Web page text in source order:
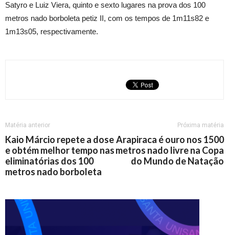
Satyro e Luiz Viera, quinto e sexto lugares na prova dos 100
metros nado borboleta petiz II, com os tempos de 1m11s82 e
1m13s05, respectivamente.
Matéria anterior
Kaio Márcio repete a dose
e obtém melhor tempo nas
eliminatórias dos 100
metros nado borboleta
Próxima matéria
Arapiraca é ouro nos 1500
metros nado livre na Copa
do Mundo de Natação